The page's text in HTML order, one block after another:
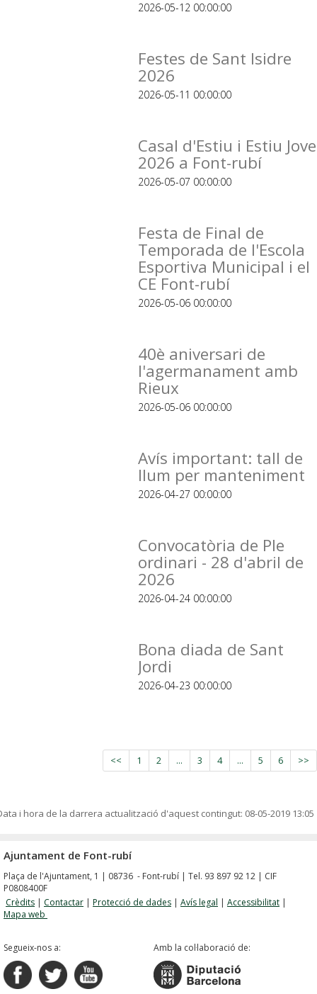
2026-05-12 00:00:00
Festes de Sant Isidre
2026
2026-05-11 00:00:00
Casal d'Estiu i Estiu Jove
2026 a Font-rubí
2026-05-07 00:00:00
Festa de Final de
Temporada de l'Escola
Esportiva Municipal i el
CE Font-rubí
2026-05-06 00:00:00
40è aniversari de
l'agermanament amb
Rieux
2026-05-06 00:00:00
Avís important: tall de
llum per manteniment
2026-04-27 00:00:00
Convocatòria de Ple
ordinari - 28 d'abril de
2026
2026-04-24 00:00:00
Bona diada de Sant
Jordi
2026-04-23 00:00:00
<< 1 2 ... 3 4 ... 5 6 >>
i hora de la darrera actualització d'aquest contingut: 08-05-2019 13:05
Ajuntament de Font-rubí
Plaça de l'Ajuntament, 1 | 08736 - Font-rubí | Tel. 93 897 92 12 | CIF
P0808400F
Crèdits | Contactar | Protecció de dades | Avís legal | Accessibilitat |
Mapa web
Segueix-nos a: Amb la col·laboració de: